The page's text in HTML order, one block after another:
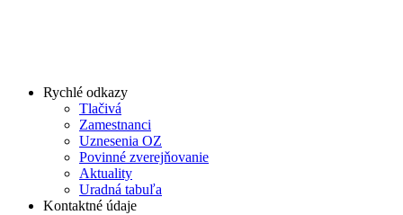
Rychlé odkazy
Tlačivá
Zamestnanci
Uznesenia OZ
Povinné zverejňovanie
Aktuality
Uradná tabuľa
Kontaktné údaje